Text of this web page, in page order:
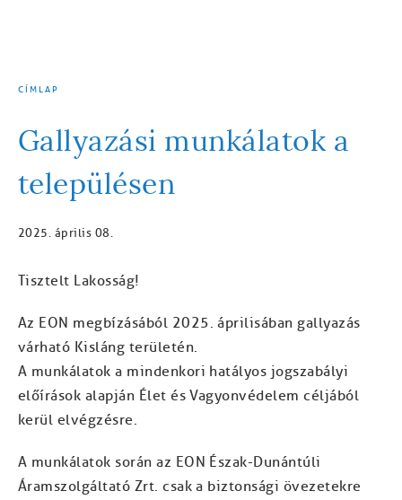
MORZSA
CÍMLAP
Gallyazási munkálatok a
településen
2025. április 08.
Tisztelt Lakosság!
Az EON megbízásából 2025. áprilisában gallyazás
várható Kisláng területén.
A munkálatok a mindenkori hatályos jogszabályi
előírások alapján Élet és Vagyonvédelem céljából
kerül elvégzésre.
A munkálatok során az EON Észak-Dunántúli
Áramszolgáltató Zrt. csak a biztonsági övezetekre